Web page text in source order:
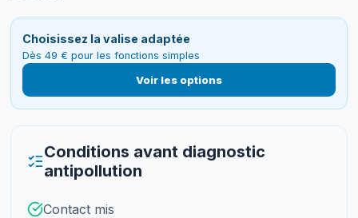
Choisissez la valise adaptée
Dès 49 € pour les fonctions simples
Voir les options
Conditions avant diagnostic
antipollution
Contact mis